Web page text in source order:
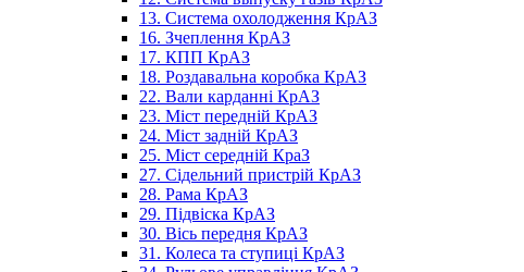
13. Система охолодження КрАЗ
16. Зчеплення КрАЗ
17. КПП КрАЗ
18. Роздавальна коробка КрАЗ
22. Вали карданні КрАЗ
23. Міст передній КрАЗ
24. Міст задній КрАЗ
25. Міст середній КраЗ
27. Сідельний пристрій КрАЗ
28. Рама КрАЗ
29. Підвіска КрАЗ
30. Вісь передня КрАЗ
31. Колеса та ступиці КрАЗ